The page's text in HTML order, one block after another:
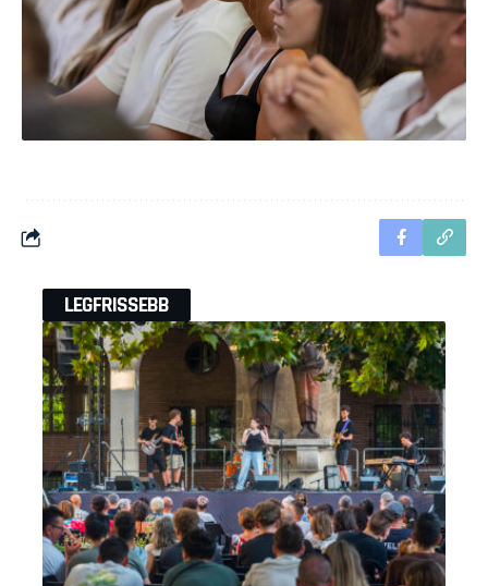
LEGFRISSEBB